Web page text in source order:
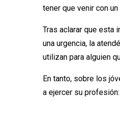
tener que venir con
Tras aclarar que esta
una urgencia, la
utilizan para alguien
En tanto, sobre los
a ejercer su